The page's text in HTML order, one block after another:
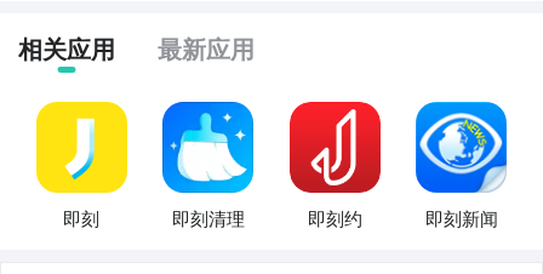
相关应用 最新应用
即刻 即刻清理 即刻约 即刻新闻